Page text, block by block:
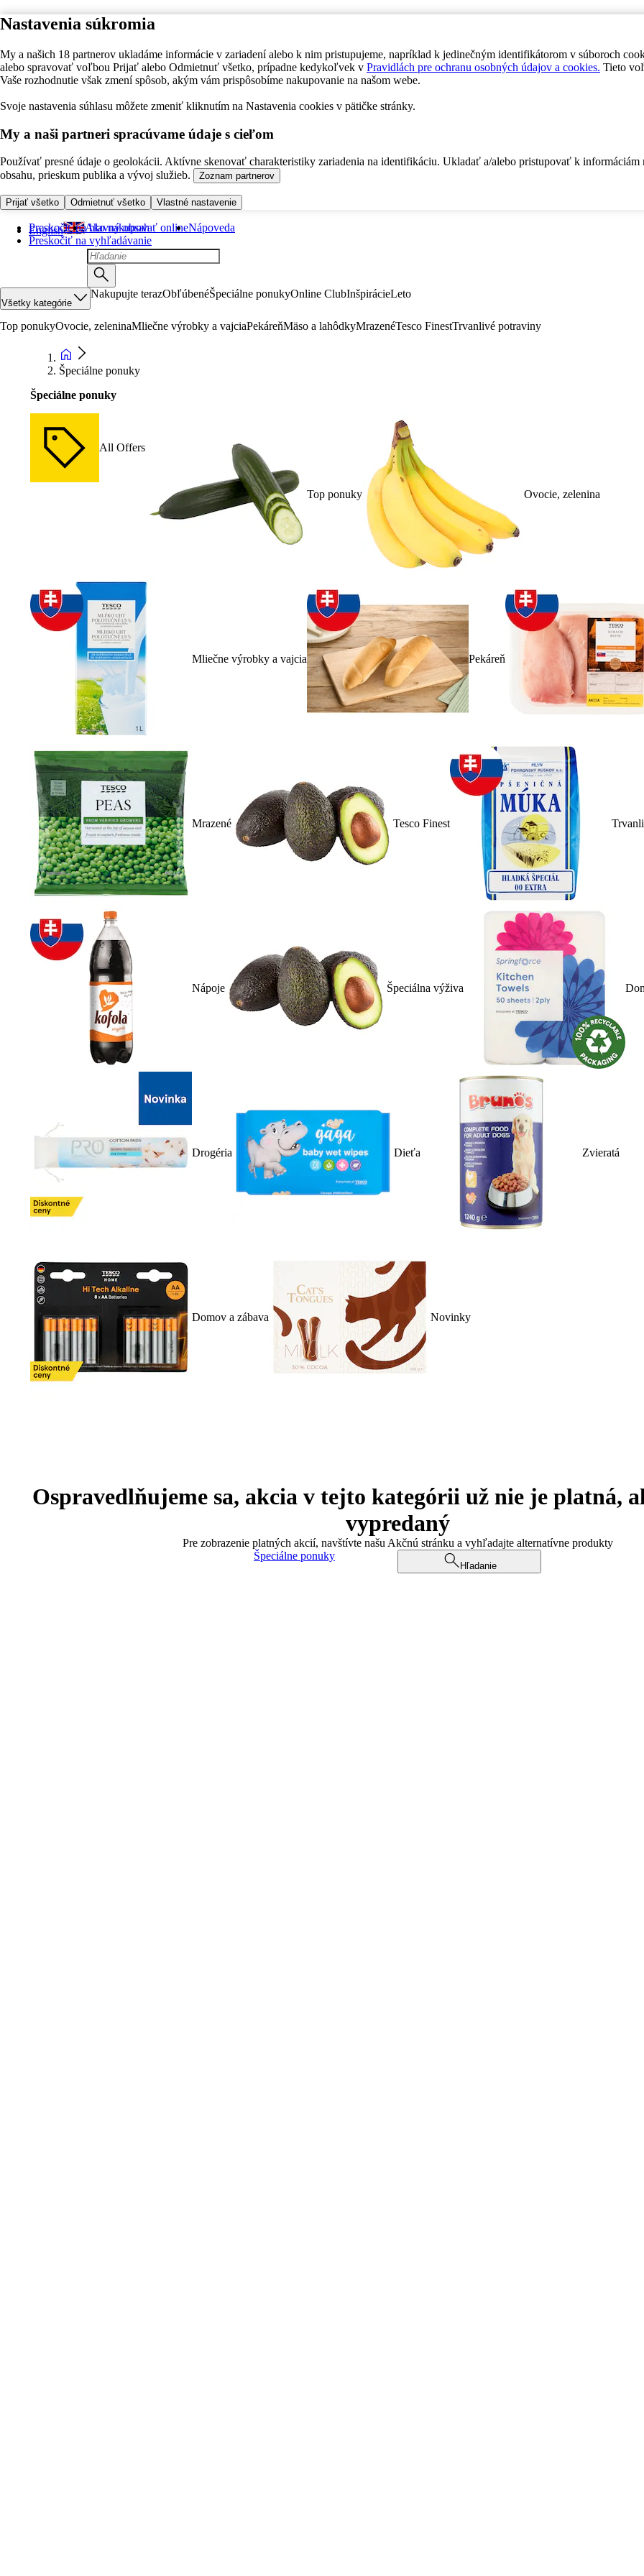
Nastavenia súkromia
My a našich 18 partnerov ukladáme informácie v zariadení alebo k nim pristupujeme, napríklad k jedinečným identifikátorom v súboroch
alebo spravovať voľbou Prijať alebo Odmietnuť všetko, prípadne kedykoľvek v Pravidlách pre ochranu osobných údajov a cookies. Tieto
Vaše rozhodnutie však zmení spôsob, akým vám prispôsobíme nakupovanie na našom webe.
Svoje nastavenia súhlasu môžete zmeniť kliknutím na Nastavenia cookies v pätičke stránky.
My a naši partneri spracúvame údaje s cieľom
Používať presné údaje o geolokácii. Aktívne skenovať charakteristiky zariadenia na identifikáciu. Ukladať a/alebo pristupovať k informáciám
obsahu, prieskum publika a vývoj služieb.
Zoznam partnerov
Prijať všetko Odmietnuť všetko Vlastné nastavenie
Preskočiť na hlavný obsah
Preskočiť na vyhľadávanie
English Ako nakupovať onlineNápoveda
Všetky kategórie
Nakupujte terazObľúbenéŠpeciálne ponukyOnline ClubInšpirácieLeto
Top ponukyOvocie, zeleninaMliečne výrobky a vajciaPekáreňMäso a lahôdkyMrazenéTesco FinestTrvanlivé potraviny
Špeciálne ponuky
Špeciálne ponuky
All Offers
Top ponuky Ovocie, zelenina
Mliečne výrobky a vajcia Pekáreň
Mrazené Tesco Finest
Nápoje Špeciálna výživa
Drogéria Dieťa Zvieratá
Domov a zábava Novinky
Ospravedlňujeme sa, akcia v tejto kategórii už nie je platná,
vypredaný
Pre zobrazenie platných akcií, navštívte našu Akčnú stránku a vyhľadajte alternatívne produkty
Špeciálne ponuky
Hľadanie